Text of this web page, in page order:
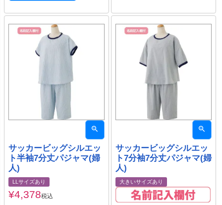
サッカービッグシルエッ
ト半袖7分丈パジャマ(婦
人)
LLサイズあり
¥4,378税込
サッカービッグシルエッ
ト7分袖7分丈パジャマ(婦
人)
大きいサイズあり